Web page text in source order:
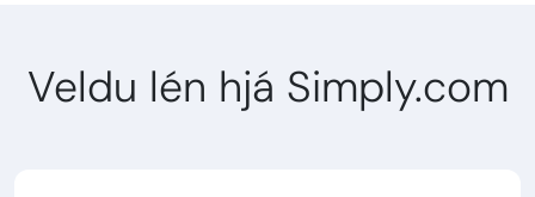
Veldu lén hjá Simply.com